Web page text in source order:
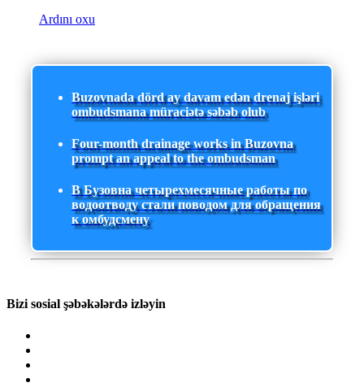
Ardını oxu
Buzovnada dörd ay davam edən drenaj işləri
ombudsmana müraciətə səbəb olub
Four-month drainage works in Buzovna
prompt an appeal to the ombudsman
В Бузовна четырехмесячные работы по
водоотводу стали поводом для обращения
к омбудсмену
Bizi sosial şəbəkələrdə izləyin